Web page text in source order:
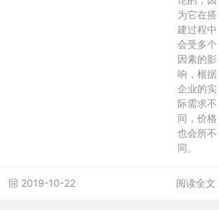
为它在搭
建过程中
会受多个
因素的影
响，根据
企业的实
际需求不
同，价格
也会所不
同。
2019-10-22 阅读全文